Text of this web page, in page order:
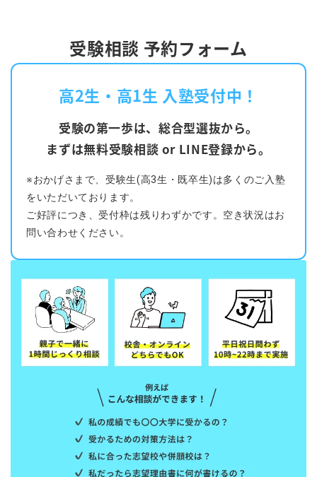
受験相談 予約フォーム
高2生・高1生 入塾受付中！
受験の第一歩は、総合型選抜から。
まずは無料受験相談 or LINE登録から。
※おかげさまで、受験生(高3生・既卒生)は多くのご入塾
をいただいております。
ご好評につき、受付枠は残りわずかです。空き状況はお
問い合わせください。